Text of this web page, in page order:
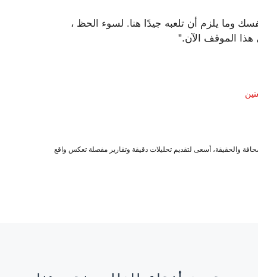
وما يلزم أن تلعبه جيدًا هنا. لسوء الحظ ،
هذا الموقف الآن.”
والحقيقة، أسعى لتقديم تحليلات دقيقة وتقارير مفصلة تعكس واقع